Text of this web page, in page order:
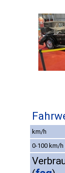
km/h
0-100 km/h